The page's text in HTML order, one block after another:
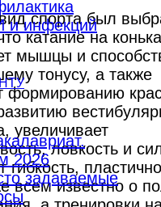
инфекций
2026
задаваемые
спорта был
катание на
мышцы и
тонусу, а также
формированию
увеличивает
ловкость и
гибкость,
всем известно о